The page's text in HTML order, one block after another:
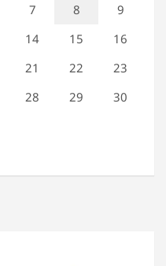
7 8
9
14 15
16
21 22
23
28 29
30